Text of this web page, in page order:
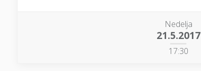
Nedelja
21.5.2017
17:30